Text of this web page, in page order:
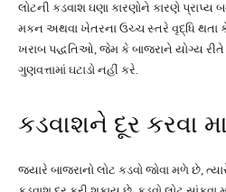
લોટની કડવાશ ઘણા કારણોને કારણે પ્રાપ્ય
મકન અથવા ખેતરના ઉચ્ચ સ્તરે વૃદ્ધિ થતા
ખરાબ પદ્ધતિઓ, જેમ કે બાજરાને યોગ્ય રીતે
ગુણવત્તામાં ઘટાડો નહીં કરે.
કડવાશને દૂર કરવા
જ્યારે બાજરાનો લોટ કડવો જોવા મળે છે,